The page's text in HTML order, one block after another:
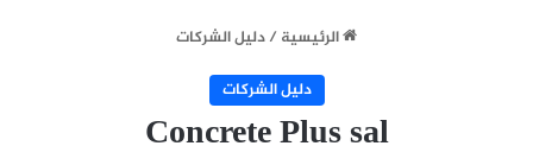
الرئيسية/دليل الشركات
دليل الشركات
Concrete Plus sal